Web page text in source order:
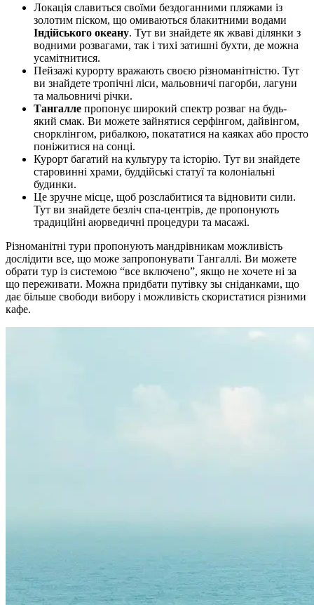
Локація славиться своїми бездоганними пляжами із
золотим піском, що омиваються блакитними водами
Індійського океану. Тут ви знайдете як жваві ділянки з
водними розвагами, так і тихі затишні бухти, де можна
усамітнитися.
Пейзажі курорту вражають своєю різноманітністю. Тут
ви знайдете тропічні ліси, мальовничі пагорби, лагуни
та мальовничі річки.
Тангалле пропонує широкий спектр розваг на будь-
який смак. Ви можете зайнятися серфінгом, дайвінгом,
снорклінгом, рибалкою, покататися на каяках або просто
поніжитися на сонці.
Курорт багатий на культуру та історію. Тут ви знайдете
старовинні храми, буддійські статуї та колоніальні
будинки.
Це зручне місце, щоб розслабитися та відновити сили.
Тут ви знайдете безліч спа-центрів, де пропонують
традиційні аюрведичні процедури та масажі.
Різноманітні тури пропонують мандрівникам можливість
дослідити все, що може запропонувати Тангаллі. Ви можете
обрати тур із системою “все включено”, якщо не хочете ні за
що переживати. Можна придбати путівку зы сніданками, що
дає більше свободи вибору і можливість скористатися різними
кафе.